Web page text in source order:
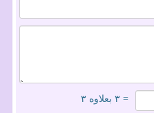
= ۳ بعلاوه ۳